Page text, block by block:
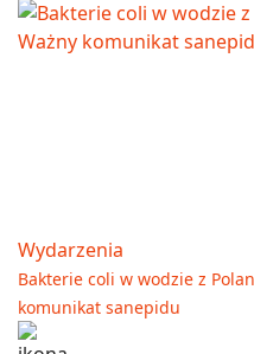
Wydarzenia
Bakterie coli w wodzie z
komunikat sanepidu